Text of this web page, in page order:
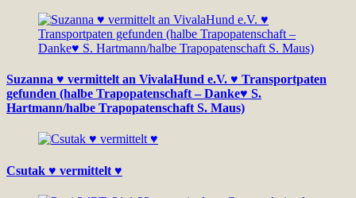
Suzanna ♥ vermittelt an VivalaHund e.V. ♥ Transportpaten
gefunden (halbe Trapopatenschaft – Danke♥ S.
Hartmann/halbe Trapopatenschaft S. Maus)
Csutak ♥ vermittelt ♥